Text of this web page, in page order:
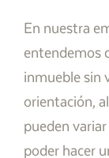
En nuestra
entendemos
inmueble sin
orientación,
pueden
poder hacer